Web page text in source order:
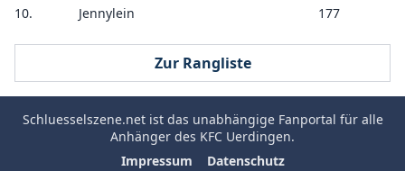
10.
Jennylein 177
Zur Rangliste
Schluesselszene.netist das unabhängige Fanportal für alle
Anhänger des KFC Uerdingen.
Impressum
Datenschutz